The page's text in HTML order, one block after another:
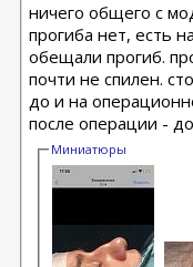
ничего общего с
прогиба нет, есть
обещали прогиб.
почти не спилен.
до и на
после операции - до
Миниатюры